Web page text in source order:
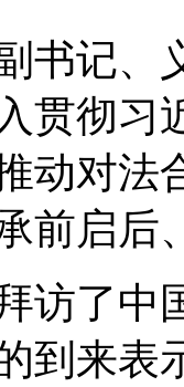
书记、
贯彻习
动对法
前启后
访了中
到来表